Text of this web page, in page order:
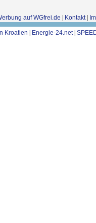
auf WGfrei.de | Kontakt |
Kroatien | Energie-24.net|